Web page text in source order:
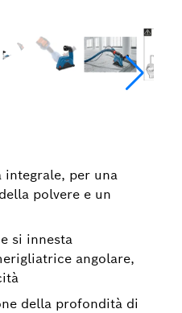
per una
polvere e un
si innesta
angolare,
della profondità di